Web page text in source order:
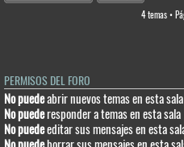
4 temas •
PERMISOS DEL FORO
No puedeabrir nuevos temas en esta sala
No puederesponder a temas en esta sala
No puedeeditar sus mensajes en esta